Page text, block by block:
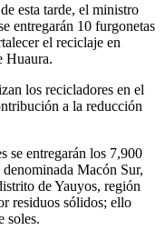
esta tarde, el ministro
entregarán 10 furgonetas
el reciclaje en
Huaura.
los recicladores en el
a la reducción
se entregarán los 7,900
Macón Sur,
de Yauyos, región
residuos sólidos; ello
soles.